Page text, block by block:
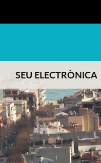
SEU ELECTRÒNICA